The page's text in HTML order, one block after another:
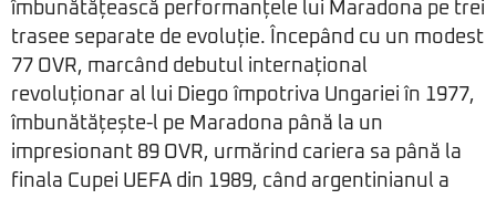
îmbunătățească performanțele lui Maradona pe trei
trasee separate de evoluție. Începând cu un modest
77 OVR, marcând debutul internațional
revoluționar al lui Diego împotriva Ungariei în 1977,
îmbunătățește-l pe Maradona până la un
impresionant 89 OVR, urmărind cariera sa până la
finala Cupei UEFA din 1989, când argentinianul a